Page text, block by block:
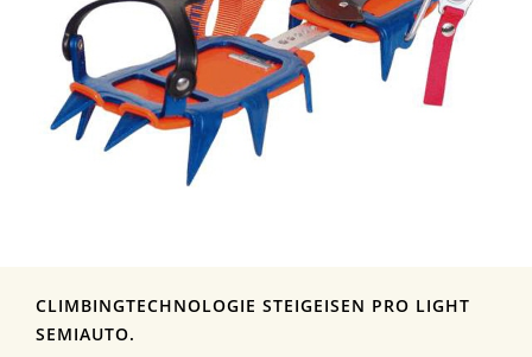
CLIMBINGTECHNOLOGIE STEIGEISEN PRO LIGHT
SEMIAUTO.